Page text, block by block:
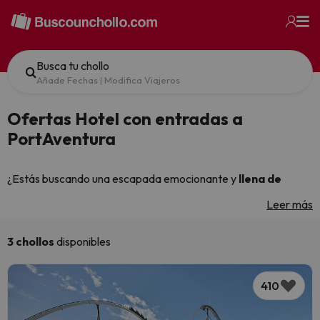
Busca tu chollo
Añade Fechas | Modifica Viajeros
Ofertas Hotel con entradas a
PortAventura
¿Estás buscando una escapada emocionante y llena de
, con una amplia variedad de
parque temático es el lugar ideal para disfrutar de unas
Leer más
3 chollos disponibles
410